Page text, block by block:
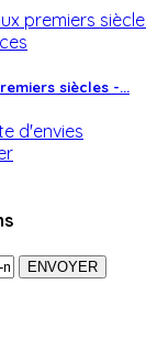
siècles -...
d'envies
ENVOYER